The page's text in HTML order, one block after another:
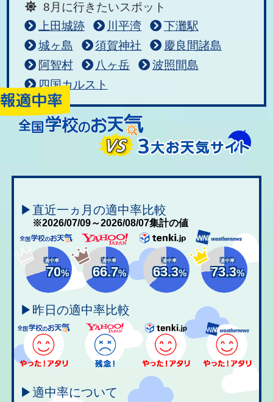
8月に行きたいスポット
上田城跡
川平湾
下灘駅
城ヶ島
須賀神社
慶良間諸島
阿智村
八ヶ岳
波照間島
四国カルスト
▶直近一ヵ月の適中率比較
※2026/07/09～2026/08/07集計の値
適中率
70%
適中率
66.7%
適中率
63.3%
適中率
73.3%
▶昨日の適中率比較
▶適中率について